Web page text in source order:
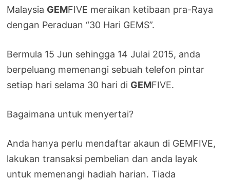
Malaysia GEMFIVE meraikan ketibaan pra-Raya
dengan Peraduan “30 Hari GEMS”.
Bermula 15 Jun sehingga 14 Julai 2015, anda
berpeluang memenangi sebuah telefon pintar
setiap hari selama 30 hari di GEMFIVE.
Bagaimana untuk menyertai?
Anda hanya perlu mendaftar akaun di GEMFIVE,
lakukan transaksi pembelian dan anda layak
untuk memenangi hadiah harian. Tiada